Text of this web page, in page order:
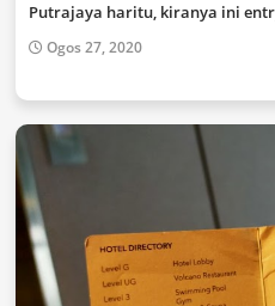
Putrajaya haritu, kiranya ini
Ogos 27, 2020